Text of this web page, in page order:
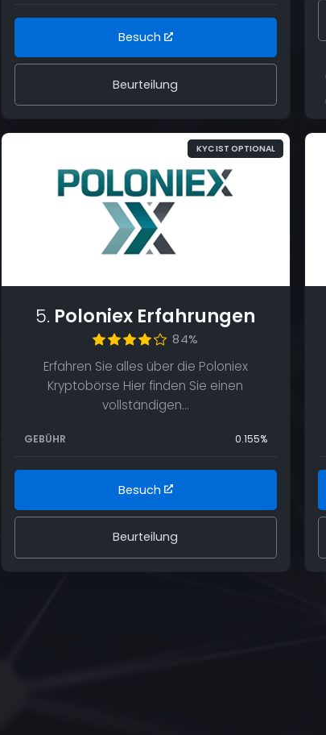
Beurteilung
Besuch
KYC IST OPTIONAL
5. Poloniex Erfahrungen
84%
Erfahren Sie alles über die Poloniex
Kryptobörse Hier finden Sie einen
vollständigen…
GEBÜHR 0.155%
Beurteilung
Besuch